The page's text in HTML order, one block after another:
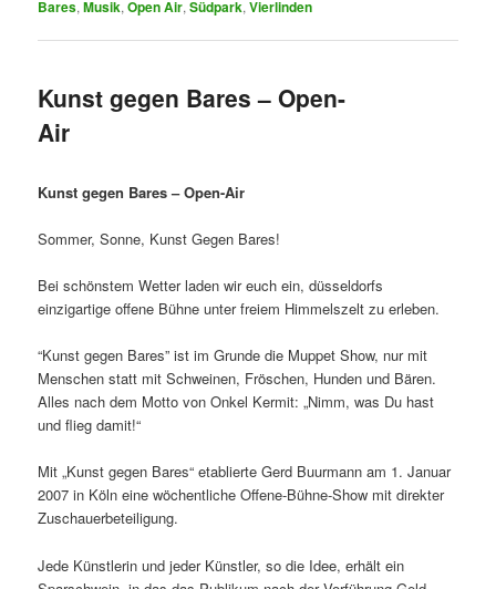
Bares,Musik,Open Air,Südpark,Vierlinden
Kunst gegen Bares – Open-
Air
Kunst gegen Bares – Open-Air
Sommer, Sonne, Kunst Gegen Bares!
Bei schönstem Wetter laden wir euch ein, düsseldorfs
einzigartige offene Bühne unter freiem Himmelszelt zu erleben.
“Kunst gegen Bares” ist im Grunde die Muppet Show, nur mit
Menschen statt mit Schweinen, Fröschen, Hunden und Bären.
Alles nach dem Motto von Onkel Kermit: „Nimm, was Du hast
und flieg damit!“
Mit „Kunst gegen Bares“ etablierte Gerd Buurmann am 1. Januar
2007 in Köln eine wöchentliche Offene-Bühne-Show mit direkter
Zuschauerbeteiligung.
Jede Künstlerin und jeder Künstler, so die Idee, erhält ein